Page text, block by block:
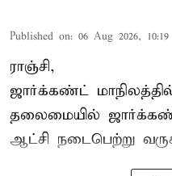
Published on: 06 Aug 2026,
ராஞ்சி,
ஜார்க்கண்ட்
தலைமையில்
ஆட்சி நடைபெற்று